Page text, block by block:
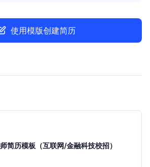
使用模版创建简历
简历模板（互联网/金融科技校招）